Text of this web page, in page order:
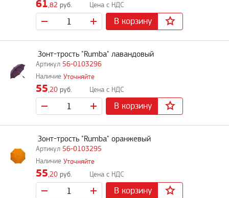
61,82 руб.
В корзину
56-0103296
Зонт-трость "Rumba" лавандовый
Уточняйте
55,20 руб.
В корзину
56-0103295
Зонт-трость "Rumba" оранжевый
Уточняйте
55,20 руб.
В корзину